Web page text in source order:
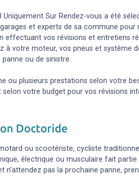
Uniquement Sur Rendez-vous a été
et experts de sa commune pour
effectuant vos révisions et entretiens
à votre moteur, vos pneus et système
ou de sinistre.
ou plusieurs prestations selon votre
selon votre budget pour vos révisions
Doctoride
ou scootériste, cycliste
électrique ou musculaire fait
n'attendez pas la prochaine panne,